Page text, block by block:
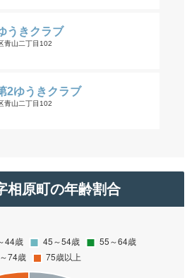
うきクラブ
青山二丁目102
2ゆうきクラブ
青山二丁目102
相原町の年齢割合